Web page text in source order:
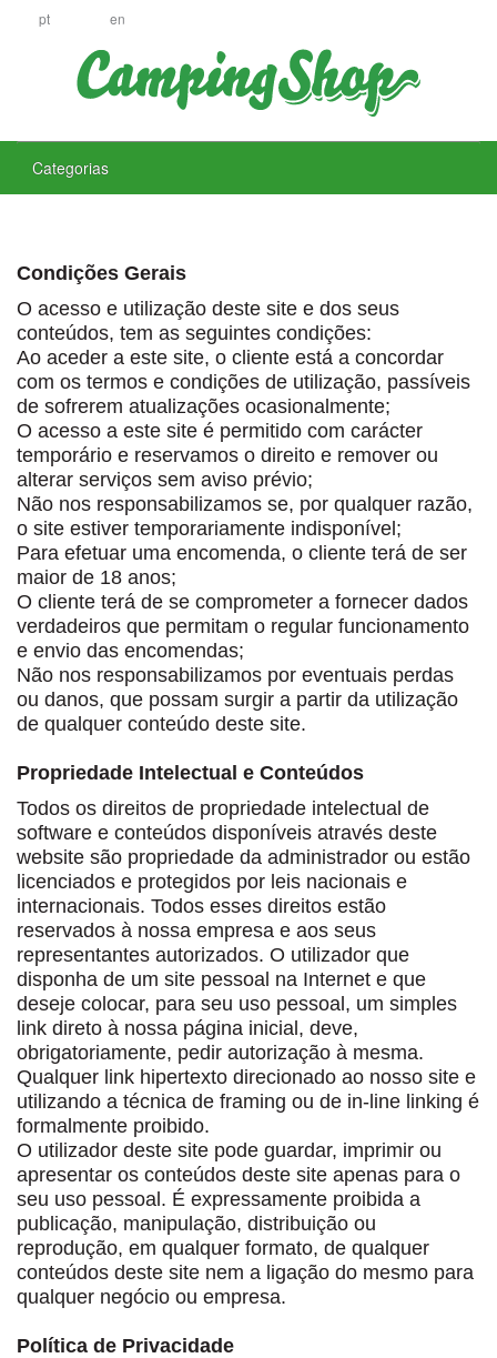
pt en
Categorias
Condições Gerais
O acesso e utilização deste site e dos seus
conteúdos, tem as seguintes condições:
Ao aceder a este site, o cliente está a concordar
com os termos e condições de utilização, passíveis
de sofrerem atualizações ocasionalmente;
O acesso a este site é permitido com carácter
temporário e reservamos o direito e remover ou
alterar serviços sem aviso prévio;
Não nos responsabilizamos se, por qualquer razão,
o site estiver temporariamente indisponível;
Para efetuar uma encomenda, o cliente terá de ser
maior de 18 anos;
O cliente terá de se comprometer a fornecer dados
verdadeiros que permitam o regular funcionamento
e envio das encomendas;
Não nos responsabilizamos por eventuais perdas
ou danos, que possam surgir a partir da utilização
de qualquer conteúdo deste site.
Propriedade Intelectual e Conteúdos
Todos os direitos de propriedade intelectual de
software e conteúdos disponíveis através deste
website são propriedade da administrador ou estão
licenciados e protegidos por leis nacionais e
internacionais. Todos esses direitos estão
reservados à nossa empresa e aos seus
representantes autorizados. O utilizador que
disponha de um site pessoal na Internet e que
deseje colocar, para seu uso pessoal, um simples
link direto à nossa página inicial, deve,
obrigatoriamente, pedir autorização à mesma.
Qualquer link hipertexto direcionado ao nosso site e
utilizando a técnica de framing ou de in-line linking é
formalmente proibido.
O utilizador deste site pode guardar, imprimir ou
apresentar os conteúdos deste site apenas para o
seu uso pessoal. É expressamente proibida a
publicação, manipulação, distribuição ou
reprodução, em qualquer formato, de qualquer
conteúdos deste site nem a ligação do mesmo para
qualquer negócio ou empresa.
Política de Privacidade